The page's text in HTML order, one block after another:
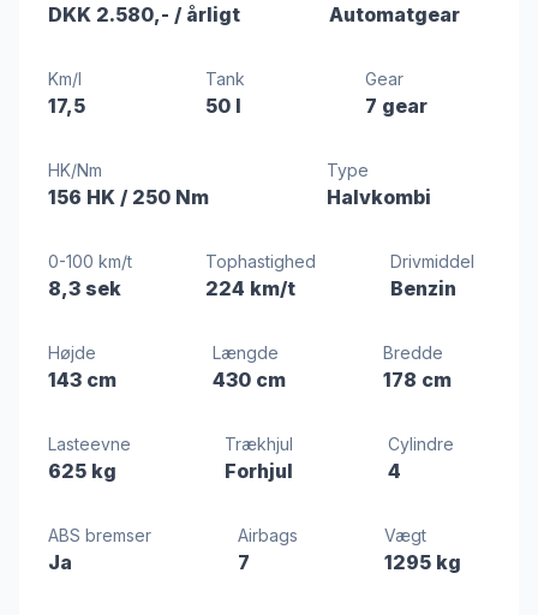
DKK 2.580,- / årligt Automatgear
Km/l
17,5
Tank
50 l
Gear
7 gear
HK/Nm
156 HK / 250 Nm
Type
Halvkombi
0-100 km/t
8,3 sek
Tophastighed
224 km/t
Drivmiddel
Benzin
Højde
143 cm
Længde
430 cm
Bredde
178 cm
Lasteevne
625 kg
Trækhjul
Forhjul
Cylindre
4
ABS bremser
Ja
Airbags
7
Vægt
1295 kg